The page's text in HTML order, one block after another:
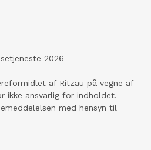
2026
af Ritzau på vegne af
ikke ansvarlig for indholdet.
med hensyn til